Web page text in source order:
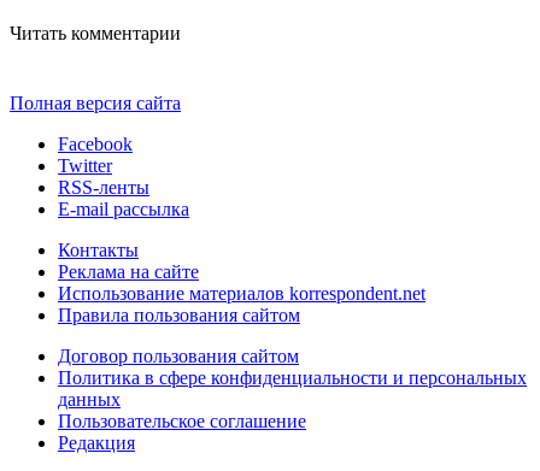
Читать комментарии
Полная версия сайта
Facebook
Twitter
RSS-ленты
E-mail рассылка
Контакты
Реклама на сайте
Использование материалов korrespondent.net
Правила пользования сайтом
Договор пользования сайтом
Политика в сфере конфиденциальности и персональных
данных
Пользовательское соглашение
Редакция